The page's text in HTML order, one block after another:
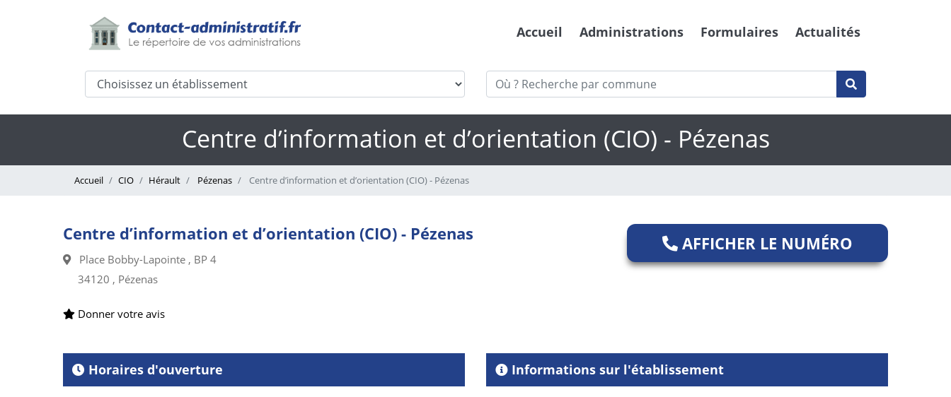
Accueil Administrations Formulaires Actualités
Centre d’information et d’orientation (CIO) - Pézenas
Accueil CIO Hérault Pézenas Centre d’information et d’orientation (CIO) - Pézenas
Centre d’information et d’orientation (CIO) - Pézenas
Place Bobby-Lapointe , BP 4
34120 , Pézenas
Donner votre avis
AFFICHER LE NUMÉRO
Horaires d'ouverture Informations sur l'établissement